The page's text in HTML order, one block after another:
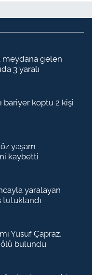
meydana gelen
3 yaralı
bariyer koptu 2 kişi
yaşam
kaybetti
yaralayan
Yusuf Çapraz,
bulundu